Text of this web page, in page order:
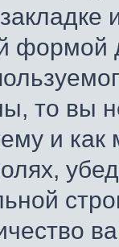
формой
то вы
и